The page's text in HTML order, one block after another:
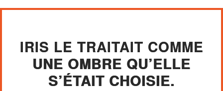
IRIS LE TRAITAIT COMME
UNE OMBRE QU’ELLE
S’ÉTAIT CHOISIE.